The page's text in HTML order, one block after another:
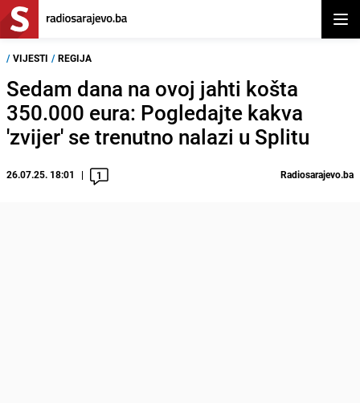
/ VIJESTI / REGIJA
Sedam dana na ovoj jahti košta
350.000 eura: Pogledajte kakva
'zvijer' se trenutno nalazi u Splitu
26.07.25. 18:01 1 Radiosarajevo.ba